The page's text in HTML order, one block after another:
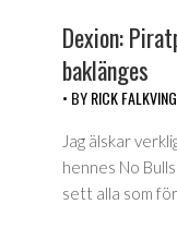
Dexion:
baklänges
• BYRICK
Jag älskar
hennes No
sett alla som